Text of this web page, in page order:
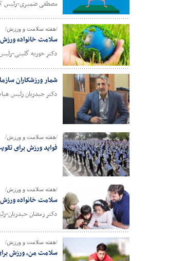
مصطفی ضمیری-رئیس
/هفته سلامت و ورزش/
سلامت خانواده
دکتر حوریه گلینی-
شمار ورزشکاران
دکتر حیدریان رئیس
/هفته سلامت و ورزش/
فواید ورزش برای
/هفته سلامت و ورزش/
سلامت خانواده ورزش
دکتر رمضان حیدریان-
/هفته سلامت و ورزش/
سلامت من، ورزش